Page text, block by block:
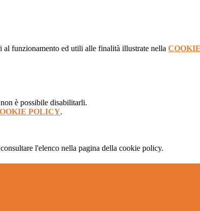
funzionamento ed utili alle finalità illustrate nella
è possibile disabilitarli.
POLICY.
l'elenco nella pagina della cookie policy.